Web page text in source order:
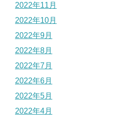
2022年11月
2022年10月
2022年9月
2022年8月
2022年7月
2022年6月
2022年5月
2022年4月